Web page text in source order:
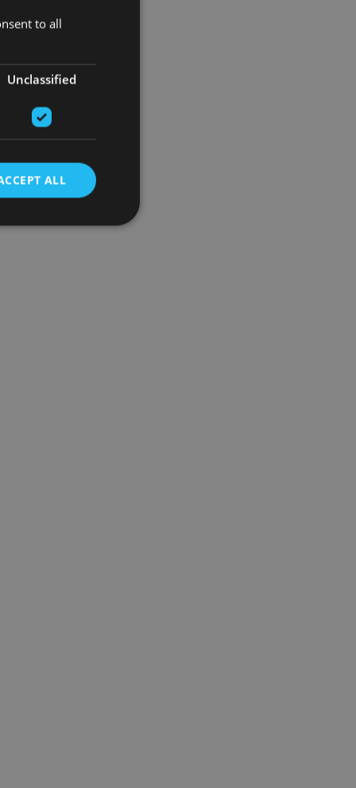
to all
Unclassified
ALL